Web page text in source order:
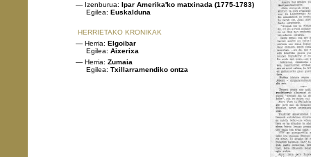
— Izenburua: Ipar Amerika'ko matxinada (1775-1783)
Egilea: Euskalduna
HERRIETAKO KRONIKAK
— Herria: Elgoibar
Egilea: Aixerixa
— Herria: Zumaia
Egilea: Txillarramendiko ontza